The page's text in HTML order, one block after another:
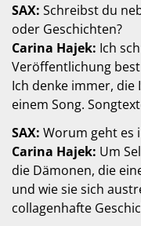
SAX: Schreibst du
oder Geschichten?
Carina Hajek: Ich
Veröffentlichung
Ich denke immer, die
einem Song.
SAX: Worum geht es
Carina Hajek: Um
die Dämonen, die
und wie sie sich
collagenhafte